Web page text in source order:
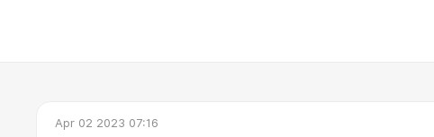
Apr 02 2023 07:16